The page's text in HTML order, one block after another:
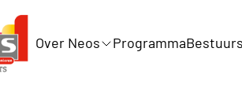
Over Neos Programma